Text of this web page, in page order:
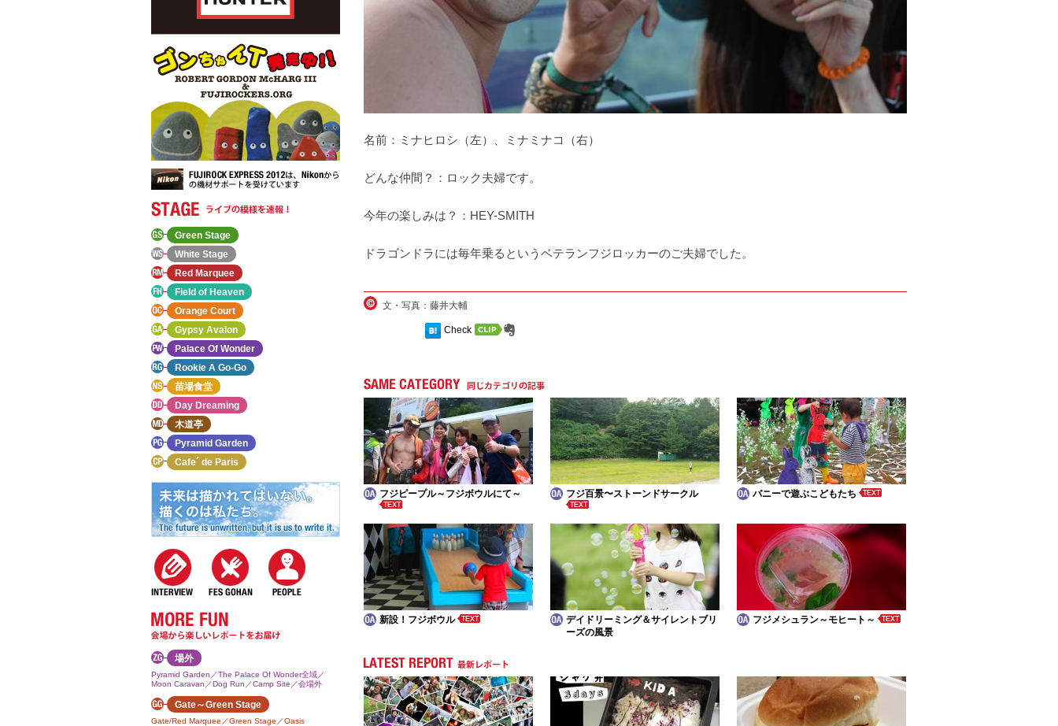
名前：ミナヒロシ（左）、ミナミナコ（右）
どんな仲間？：ロック夫婦です。
今年の楽しみは？：HEY-SMITH
ドラゴンドラには毎年乗るというベテランフジロッカーのご夫婦でした。
文・写真：藤井大輔
Check
フジピープル～フジボウルにて～ フジ百景〜ストーンドサークル バニーで遊ぶこどもたち
新設！フジボウル
デイドリーミング＆サイレントブリ
ーズの風景
フジメシュラン～モヒート～
Green Stage
White Stage
Red Marquee
Field of Heaven
Orange Court
Gypsy Avalon
Palace Of Wonder
Rookie A Go-Go
苗場食堂
Day Dreaming
木道亭
Pyramid Garden
Cafe´ de Paris
場外
Pyramid Garden／The Palace Of Wonder全域／
Moon Caravan／Dog Run／Camp Site／会場外
Gate～Green Stage
Gate/Red Marquee／Green Stage／Oasis